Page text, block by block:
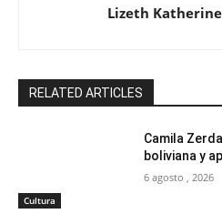
Lizeth Katherine
RELATED ARTICLES
Cultura
Camila
boliviana y
6 agosto , 2026